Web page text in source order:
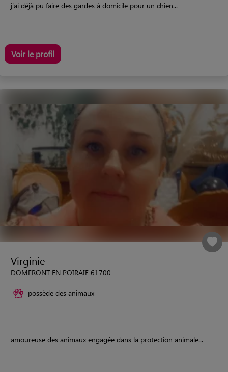
j'ai déjà pu faire des gardes à domicile pour un chien...
Voir le profil
Virginie
DOMFRONT EN POIRAIE 61700
possède des animaux
amoureuse des animaux engagée dans la protection animale...